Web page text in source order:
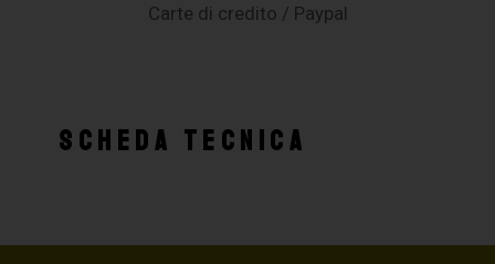
Carte di credito / Paypal
SCHEDA TECNICA